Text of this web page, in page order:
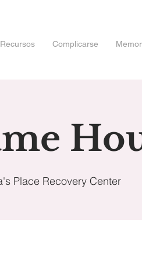
Recursos Complicarse
Place Recovery Center